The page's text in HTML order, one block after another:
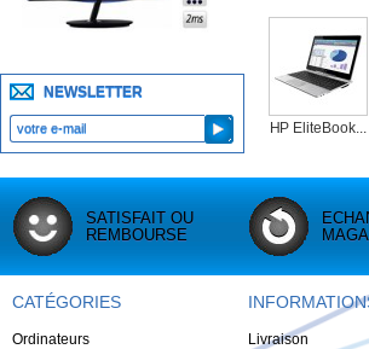
NEWSLETTER
HP EliteBook...
SATISFAIT OU
REMBOURSE
CATÉGORIES
Ordinateurs
Livraison